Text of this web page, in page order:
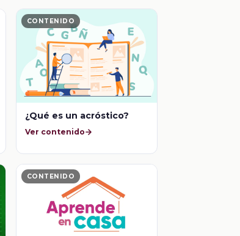
CONTENIDO
¿Qué es un acróstico?
Ver contenido
CONTENIDO